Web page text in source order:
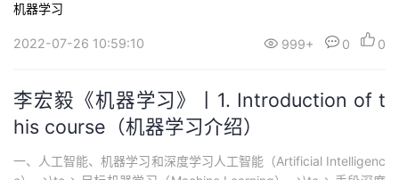
测（Combat Power of a poke...
机器学习
2022-07-26 10:59:10 999+ 0 0
李宏毅《机器学习》丨1. Introduction of t
his course（机器学习介绍）
一、人工智能、机器学习和深度学习人工智能（Artificial Intelligenc